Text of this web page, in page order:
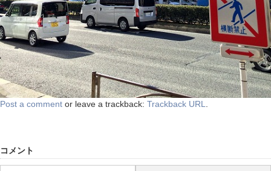
Post a comment or leave a trackback: Trackback URL.
コメント